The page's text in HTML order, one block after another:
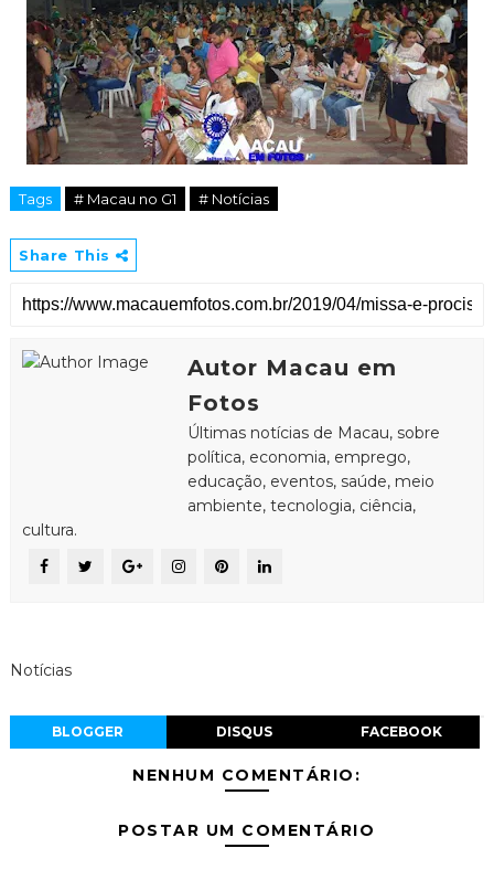
Tags # Macau no G1 # Notícias
Share This
Autor Macau em
Fotos
Últimas notícias de Macau, sobre
política, economia, emprego,
educação, eventos, saúde, meio
ambiente, tecnologia, ciência,
cultura.
Notícias
BLOGGER DISQUS FACEBOOK
NENHUM COMENTÁRIO:
POSTAR UM COMENTÁRIO